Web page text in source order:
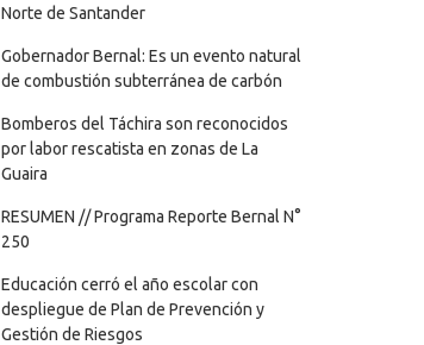
Norte de Santander
Gobernador Bernal: Es un evento natural
de combustión subterránea de carbón
Bomberos del Táchira son reconocidos
por labor rescatista en zonas de La
Guaira
RESUMEN // Programa Reporte Bernal N°
250
Educación cerró el año escolar con
despliegue de Plan de Prevención y
Gestión de Riesgos